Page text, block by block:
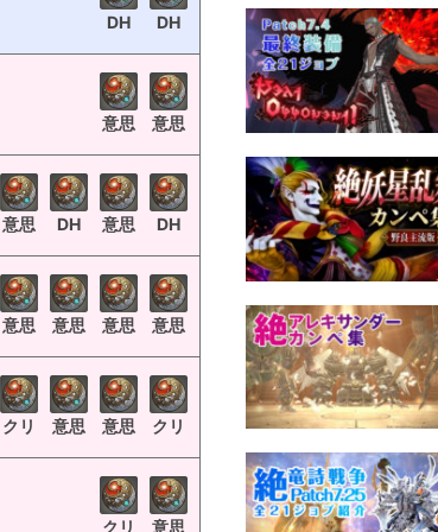
DH DH
意思 意思
意思 DH 意思 DH
意思 意思 意思 意思
クリ 意思 意思 クリ
クリ 意思